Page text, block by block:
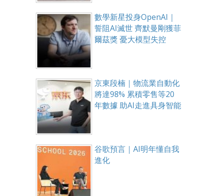
數學新星投身OpenAI｜
誓阻AI滅世 齊默曼剛獲菲
爾茲獎 憂大模型失控
京東段楠｜物流業自動化
將達98% 累積零售等20
年數據 助AI走進具身智能
谷歌預言｜AI明年懂自我
進化